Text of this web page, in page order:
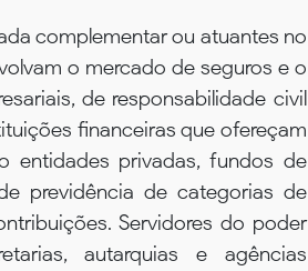
complementar ou atuantes no
o mercado de seguros e o
de responsabilidade civil
financeiras que ofereçam
entidades privadas, fundos de
previdência de categorias de
Servidores do poder
autarquias e agências